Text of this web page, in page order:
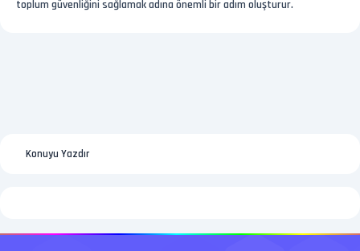
toplum güvenliğini sağlamak adına önemli bir adım oluşturur.
Konuyu Yazdır